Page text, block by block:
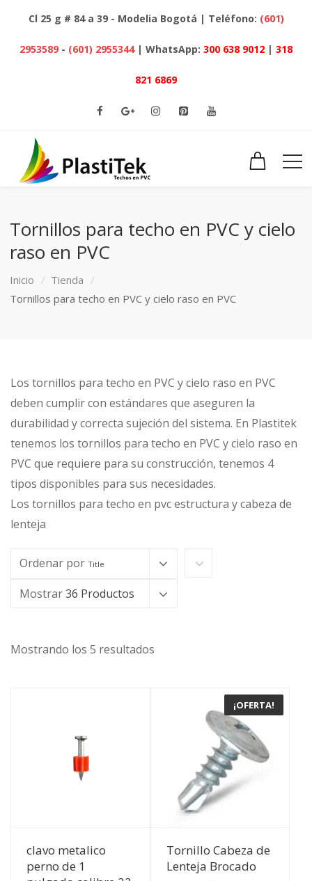
Cl 25 g # 84 a 39 - Modelia Bogotá | Teléfono: (601)
2953589 - (601) 2955344 | WhatsApp: 300 638 9012 | 318
821 6869
Tornillos para techo en PVC y cielo
raso en PVC
Inicio
Tienda
Tornillos para techo en PVC y cielo raso en PVC
Los tornillos para techo en PVC y cielo raso en PVC
deben cumplir con estándares que aseguren la
durabilidad y correcta sujeción del sistema. En Plastitek
tenemos los tornillos para techo en PVC y cielo raso en
PVC que requiere para su construcción, tenemos 4
tipos disponibles para sus necesidades.
Los tornillos para techo en pvc estructura y cabeza de
lenteja
Ordenar por Title
Mostrar36 Productos
Mostrando los 5 resultados
Ver Detalles
clavo metalico
perno de 1
¡OFERTA!
Ver Detalles
Tornillo Cabeza de
Lenteja Brocado